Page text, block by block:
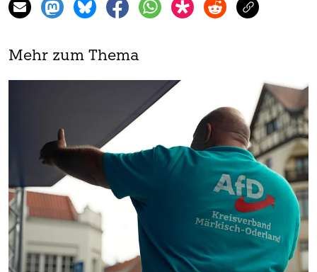
Mehr zum Thema